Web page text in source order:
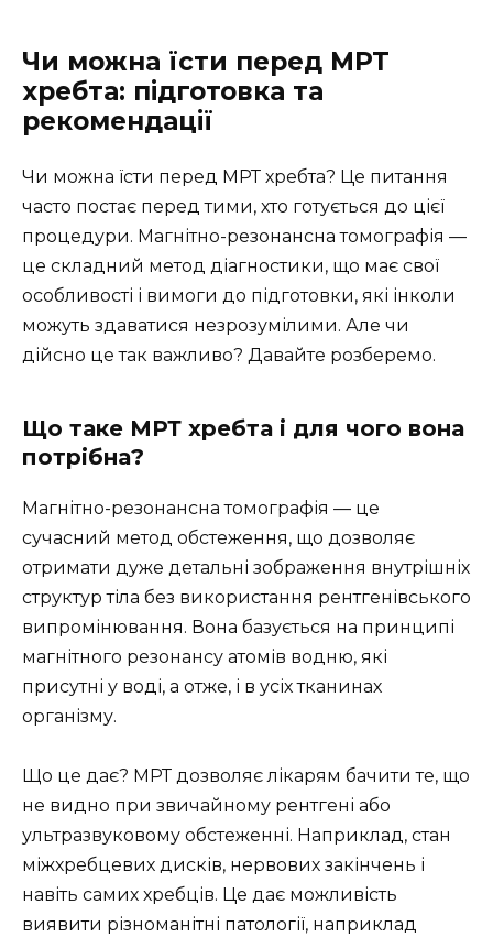
Чи можна їсти перед МРТ
хребта: підготовка та
рекомендації
Чи можна їсти перед МРТ хребта? Це питання
часто постає перед тими, хто готується до цієї
процедури. Магнітно-резонансна томографія —
це складний метод діагностики, що має свої
особливості і вимоги до підготовки, які інколи
можуть здаватися незрозумілими. Але чи
дійсно це так важливо? Давайте розберемо.
Що таке МРТ хребта і для чого вона
потрібна?
Магнітно-резонансна томографія — це
сучасний метод обстеження, що дозволяє
отримати дуже детальні зображення внутрішніх
структур тіла без використання рентгенівського
випромінювання. Вона базується на принципі
магнітного резонансу атомів водню, які
присутні у воді, а отже, і в усіх тканинах
організму.
Що це дає? МРТ дозволяє лікарям бачити те, що
не видно при звичайному рентгені або
ультразвуковому обстеженні. Наприклад, стан
міжхребцевих дисків, нервових закінчень і
навіть самих хребців. Це дає можливість
виявити різноманітні патології, наприклад